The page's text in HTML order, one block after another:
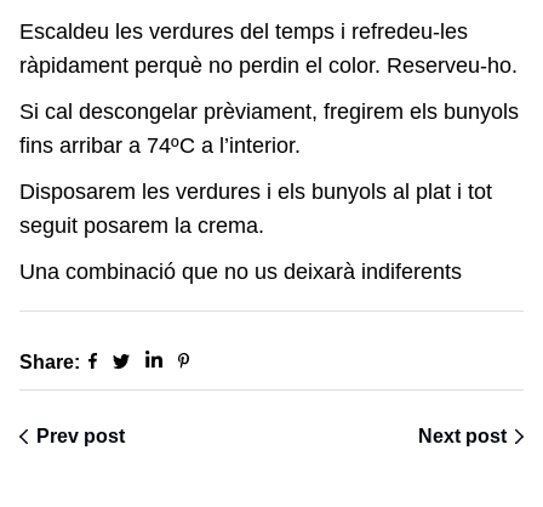
Escaldeu les verdures del temps i refredeu-les
ràpidament perquè no perdin el color. Reserveu-ho.
Si cal descongelar prèviament, fregirem els bunyols
fins arribar a 74ºC a l’interior.
Disposarem les verdures i els bunyols al plat i tot
seguit posarem la crema.
Una combinació que no us deixarà indiferents
Share:
Prev post Next post